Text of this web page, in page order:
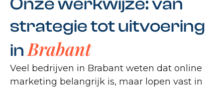
Onze werkwijze: van
strategie tot uitvoering
inBrabant
Veel bedrijven in Brabant weten dat online
marketing belangrijk is, maar lopen vast in